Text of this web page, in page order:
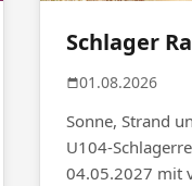
Schlager
01.08.2026
Sonne, Strand
U104-
04.05.2027 mit